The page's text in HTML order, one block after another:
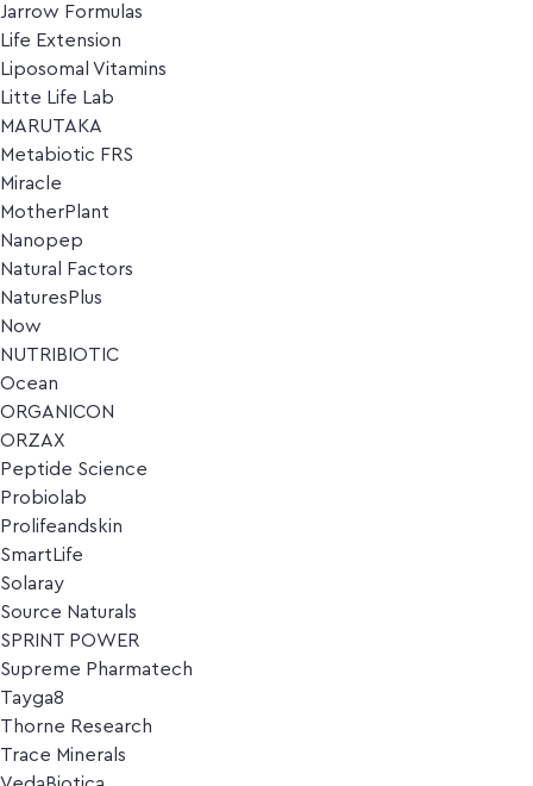
Jarrow Formulas
Life Extension
Liposomal Vitamins
Litte Life Lab
MARUTAKA
Metabiotic FRS
Miracle
MotherPlant
Nanopep
Natural Factors
NaturesPlus
Now
NUTRIBIOTIC
Ocean
ORGANICON
ORZAX
Peptide Science
Probiolab
Prolifeandskin
SmartLife
Solaray
Source Naturals
SPRINT POWER
Supreme Pharmatech
Tayga8
Thorne Research
Trace Minerals